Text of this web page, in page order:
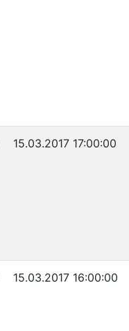
15.03.2017 17:00:00
15.03.2017 16:00:00